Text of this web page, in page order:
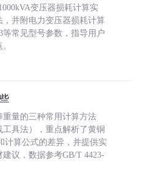
变压器损耗计算实
并附电力变压器损耗计算
等常见型号参数，指导用户
量的三种常用计算方法
工具法），重点解析了黄铜
计算公式的差异，并提供实
议，数据参考GB/T 4423-